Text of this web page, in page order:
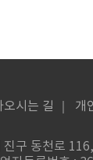
오시는 길 개
진구 동천로